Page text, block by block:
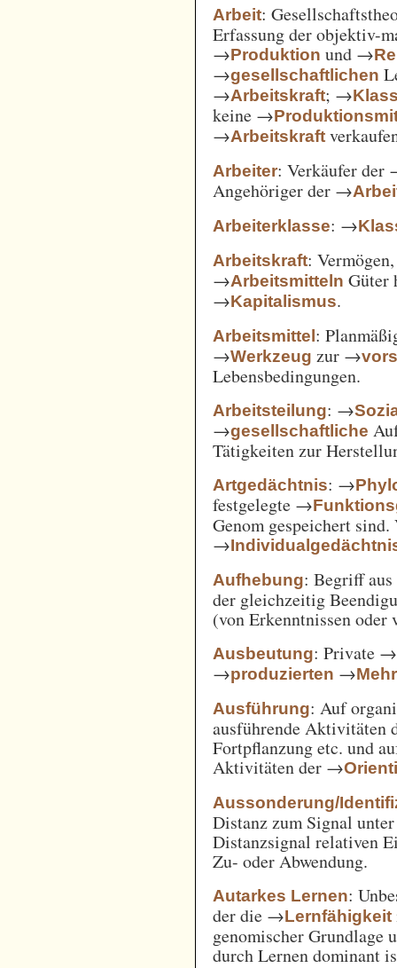
Arbeit:
Erfassung der objektiv-
→Produktion und →
→gesellschaftlichen
→Arbeitskraft; →
keine →
→Arbeitskraft
Arbeiter: Verkäufer der
Angehöriger der →
Arbeiterklasse: →
Arbeitskraft:
→Arbeitsmitteln Güter
→Kapitalismus.
Arbeitsmittel:
→Werkzeug zur →
Lebensbedingungen.
Arbeitsteilung: →
→gesellschaftliche
Tätigkeiten zur
Artgedächtnis: →
festgelegte →
Genom gespeichert sind.
→
Aufhebung: Begriff
der gleichzeitig
(von Erkenntnissen
Ausbeutung: Private →
→produzierten →
Ausführung: Auf
ausführende Aktivitäten
Fortpflanzung etc. und
Aktivitäten der →
Aussonderung/
Distanz zum Signal
Distanzsignal relativen
Zu- oder Abwendung.
Autarkes Lernen:
der die →Lernfähigkeit
genomischer Grundlage
durch Lernen dominant